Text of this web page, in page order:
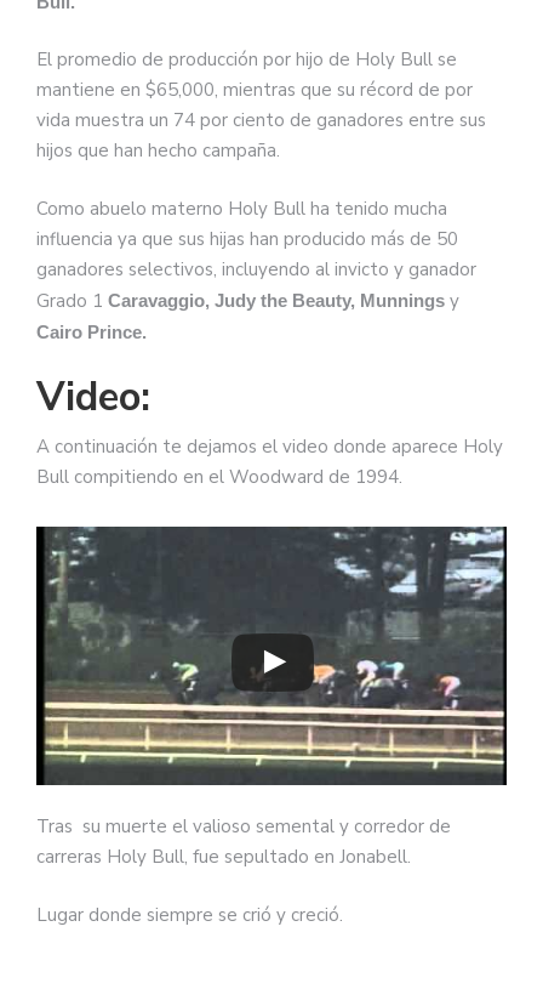
El promedio de producción por hijo de Holy Bull se
mantiene en $65,000, mientras que su récord de por
vida muestra un 74 por ciento de ganadores entre sus
hijos que han hecho campaña.
Como abuelo materno Holy Bull ha tenido mucha
influencia ya que sus hijas han producido más de 50
ganadores selectivos, incluyendo al invicto y ganador
Grado 1 Caravaggio, Judy the Beauty, Munnings y
Cairo Prince.
Video:
A continuación te dejamos el video donde aparece Holy
Bull compitiendo en el Woodward de 1994.
Tras su muerte el valioso semental y corredor de
carreras Holy Bull, fue sepultado en Jonabell.
Lugar donde siempre se crió y creció.